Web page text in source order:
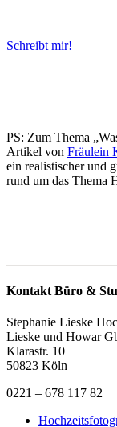
Schreibt mir!
PS: Zum Thema
Artikel von Fräulein
ein realistischer und
rund um das Thema
Kontakt Büro &
Stephanie Lieske
Lieske und Howar
Klarastr. 10
50823 Köln
0221 – 678 117 82